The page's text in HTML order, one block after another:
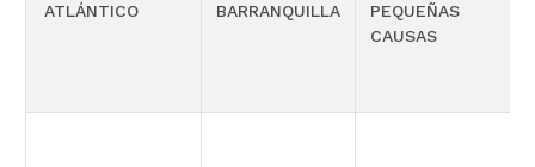
ATLÁNTICO BARRANQUILLA
PEQUEÑAS
CAUSAS